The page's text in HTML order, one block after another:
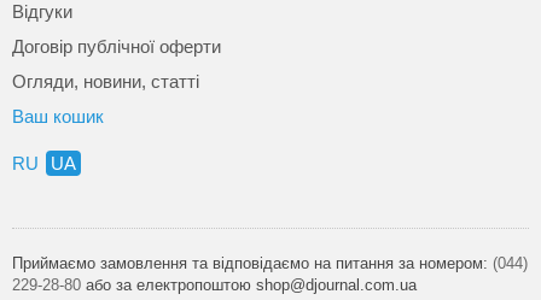
Відгуки
Договір публічної оферти
Огляди, новини, статті
Ваш кошик
RU UA
Приймаємо замовлення та відповідаємо на питання за номером: (044)
229-28-80 або за електропоштою shop@djournal.com.ua